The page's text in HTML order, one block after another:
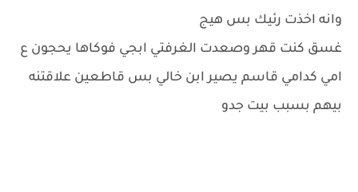
وانه اخذت رئيك بس هيج
غسق كنت قهر وصعدت الغرفتي ابجي فوكاها يحجون ع
امي كدامي قاسم يصير ابن خالي بس قاطعين علاقتنه
بيهم بسبب بيت جدو